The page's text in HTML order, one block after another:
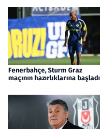
Fenerbahçe, Sturm Graz
maçının hazırlıklarına başladı